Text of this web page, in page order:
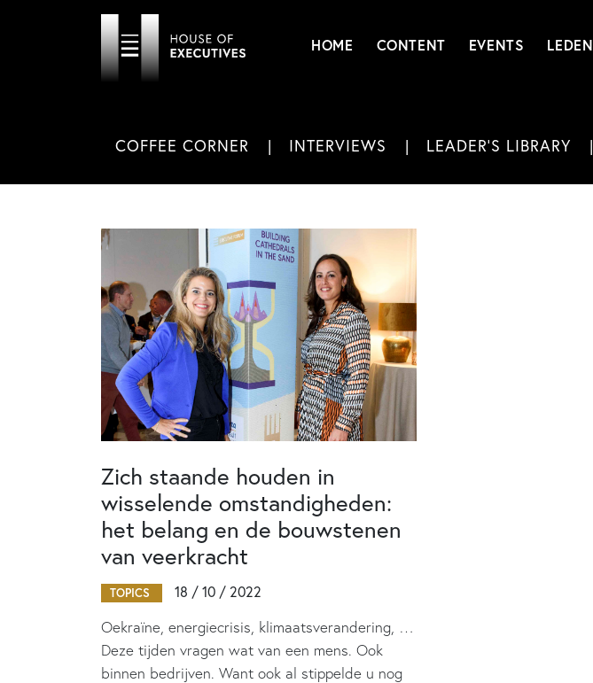
HOME CONTENT EVENTS LEDEN
COFFEE CORNER INTERVIEWS LEADER'S LIBRARY
Zich staande houden in
wisselende omstandigheden:
het belang en de bouwstenen
van veerkracht
TOPICS 18 / 10 / 2022
Oekraïne, energiecrisis, klimaatsverandering, …
Deze tijden vragen wat van een mens. Ook
binnen bedrijven. Want ook al stippelde u nog